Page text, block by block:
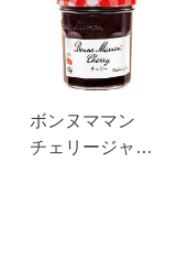
ボンヌママン
チェリージャム